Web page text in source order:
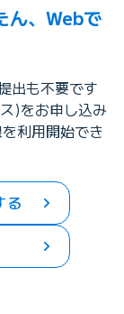
ん、Webで
出も不要です
)をお申し込み
利用開始でき
る